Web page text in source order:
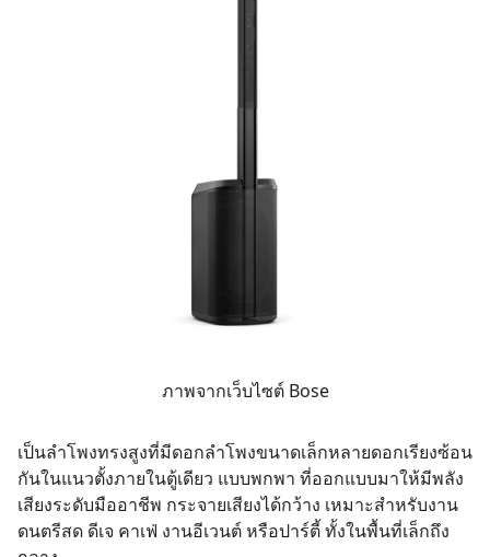
ภาพจากเว็บไซต์ Bose
เป็นลำโพงทรงสูงที่มีดอกลำโพงขนาดเล็กหลายดอกเรียงซ้อน
กันในแนวตั้งภายในตู้เดียว แบบพกพา ที่ออกแบบมาให้มีพลัง
เสียงระดับมืออาชีพ กระจายเสียงได้กว้าง เหมาะสำหรับงาน
ดนตรีสด ดีเจ คาเฟ่ งานอีเวนต์ หรือปาร์ตี้ ทั้งในพื้นที่เล็กถึง